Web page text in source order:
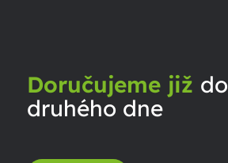
Doručujeme již do
druhého dne